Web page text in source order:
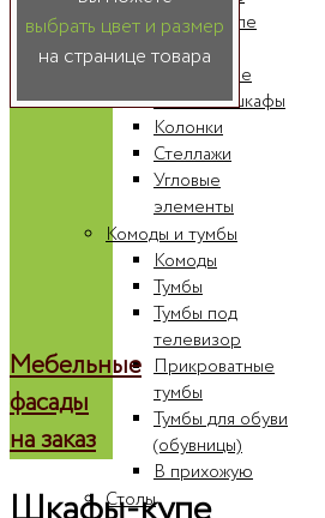
Шкафы-купе
Радиусные
шкафы-купе
Книжные шкафы
Колонки
Стеллажи
Угловые
элементы
Комоды и тумбы
Комоды
Тумбы
Тумбы под
телевизор
Прикроватные
тумбы
Тумбы для обуви
(обувницы)
В прихожую
Столы
выбрать цвет и размер
на странице товара
Мебельные
фасады
на заказ